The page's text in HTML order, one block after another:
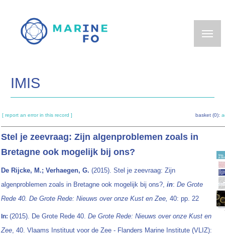
main
IMIS
[ report an error in this record ] basket (0):
Stel je zeevraag: Zijn algenproblemen zoals in
Bretagne ook mogelijk bij ons?
De Rijcke, M.; Verhaegen, G. (2015). Stel je zeevraag: Zijn
algenproblemen zoals in Bretagne ook mogelijk bij ons?, in: De Grote
Rede 40. De Grote Rede: Nieuws over onze Kust en Zee, 40: pp. 22
In: (2015). De Grote Rede 40. De Grote Rede: Nieuws over onze Kust en
Zee, 40. Vlaams Instituut voor de Zee - Flanders Marine Institute (VLIZ):